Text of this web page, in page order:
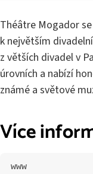
Théâtre Mogador
k největším
z větších divadel v
úrovních a nabízí
známé a světové
Více